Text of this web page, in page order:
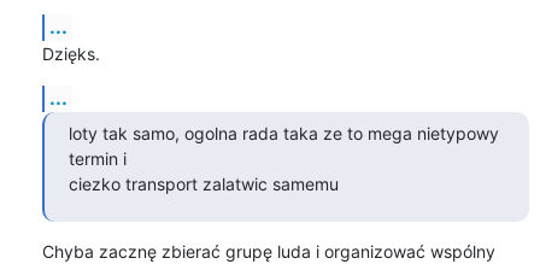
...
Dzięks.
...
loty tak samo, ogolna rada taka ze to mega nietypowy
termin i
ciezko transport zalatwic samemu
Chyba zacznę zbierać grupę luda i organizować wspólny